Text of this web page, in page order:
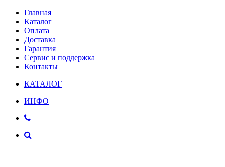
Главная
Каталог
Оплата
Доставка
Гарантия
Сервис и поддержка
Контакты
КАТАЛОГ
ИНФО